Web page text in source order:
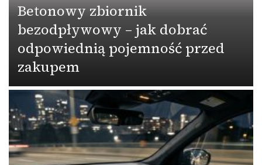
Betonowy zbiornik
bezodpływowy – jak dobrać
odpowiednią pojemność przed
zakupem